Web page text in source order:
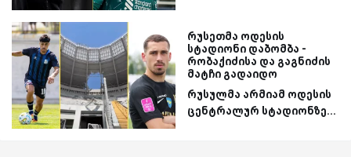
რუსეთმა ოდესის
სტადიონი დაბომბა -
რობაქიძისა და გაგნიძის
მატჩი გადაიდო
რუსულმა არმიამ ოდესის
ცენტრალურ სტადიონზე...